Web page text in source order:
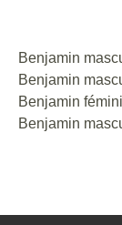
Benjamin
Benjamin
Benjamin
Benjamin